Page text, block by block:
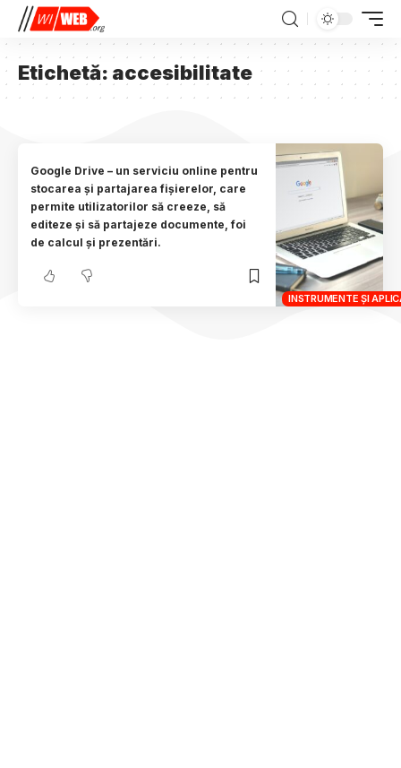
Etichetă: accesibilitate
INSTRUMENTE ȘI
Google Drive – un serviciu online pentru
stocarea și partajarea fișierelor, care
permite utilizatorilor să creeze, să
editeze și să partajeze documente, foi
de calcul și prezentări.